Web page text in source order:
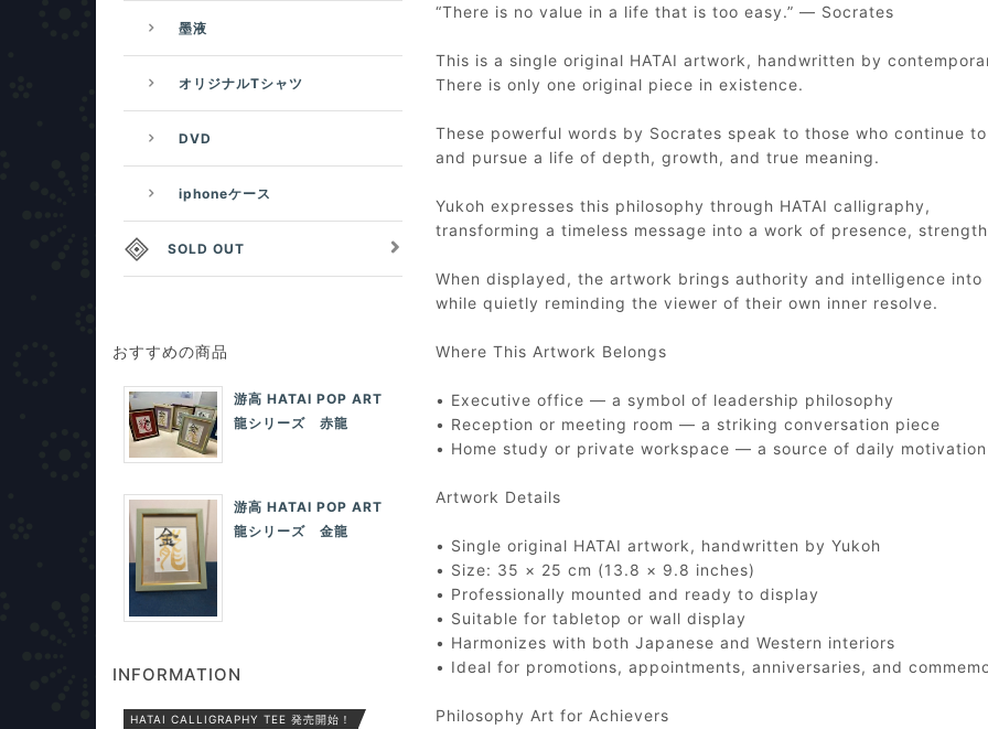
“There is no value in a life that is too easy.” — Socrates
This is a single original HATAI artwork, handwritten by
There is only one original piece in existence.
These powerful words by Socrates speak to those who continue
and pursue a life of depth, growth, and true meaning.
Yukoh expresses this philosophy through HATAI calligraphy,
transforming a timeless message into a work of presence,
When displayed, the artwork brings authority and intelligence into
while quietly reminding the viewer of their own inner resolve.
Where This Artwork Belongs
• Executive office — a symbol of leadership philosophy
• Reception or meeting room — a striking conversation piece
• Home study or private workspace — a source of daily motivation
Artwork Details
• Single original HATAI artwork, handwritten by Yukoh
• Size: 35 × 25 cm (13.8 × 9.8 inches)
• Professionally mounted and ready to display
• Suitable for tabletop or wall display
• Harmonizes with both Japanese and Western interiors
• Ideal for promotions, appointments, anniversaries, and
Philosophy Art for Achievers
墨液
オリジナルTシャツ
DVD
iphoneケース
SOLD OUT
おすすめの商品
游高 HATAI POP ART
龍シリーズ 赤龍
游高 HATAI POP ART
龍シリーズ 金龍
INFORMATION
HATAI CALLIGRAPHY TEE 発売開始！